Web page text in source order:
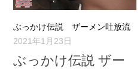
ぶっかけ伝説 ザーメン吐放流
2021年1月23日
ぶっかけ伝説 ザー